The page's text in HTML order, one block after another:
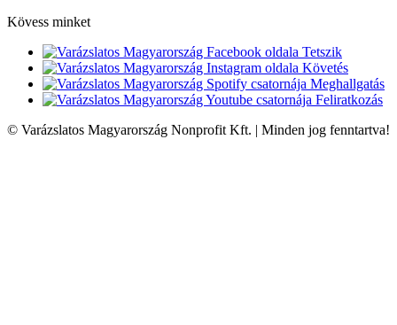
Kövess minket
Tetszik
Követés
Meghallgatás
Feliratkozás
© Varázslatos Magyarország Nonprofit Kft. | Minden jog fenntartva!